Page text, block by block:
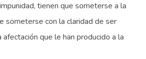
tienen que someterse a la
someterse con la claridad de ser
que le han producido a la